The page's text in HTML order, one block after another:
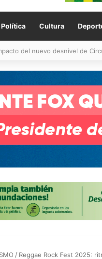
Política Cultura
del 50 % en incendios
/ Reggae Rock Fest 2025: